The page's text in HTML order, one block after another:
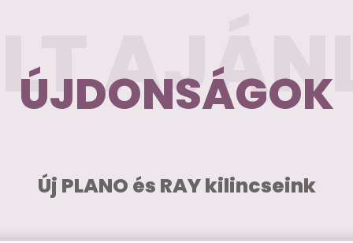
ÚJDONSÁGOK
Új PLANO és RAY kilincseink